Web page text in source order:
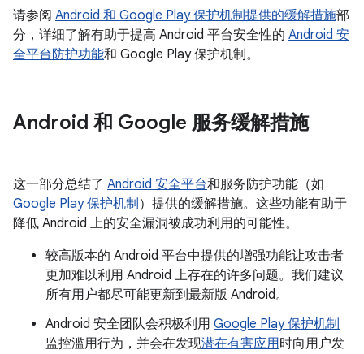
请参阅 Android 和 Google Play 保护机制提供的缓解措施部
分，详细了解有助于提高 Android 平台安全性的 Android 安
全平台防护功能和 Google Play 保护机制。
Android 和 Google 服务缓解措施
这一部分总结了 Android 安全平台和服务防护功能（如
Google Play 保护机制 ）提供的缓解措施。这些功能有助于
降低 Android 上的安全漏洞被成功利用的可能性。
较高版本的 Android 平台中提供的增强功能让攻击者
更加难以利用 Android 上存在的许多问题。我们建议
所有用户都尽可能更新到最新版 Android。
Android 安全团队会积极利用 Google Play 保护机制
监控滥用行为，并会在发现潜在有害应用时向用户发